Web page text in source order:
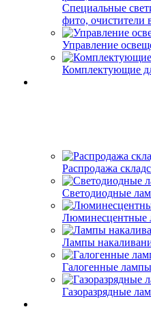
Специальные
фито, очистители
Управление
Комплектующие
Распродажа
Светодиодные
Лампы
Галогенные
Газоразрядные